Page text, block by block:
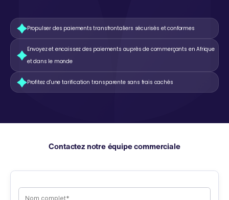
Propulser des paiements transfrontaliers sécurisés et conformes
Envoyez et encaissez des paiements auprès de commerçants en Afrique
et dans le monde
Profitez d'une tarification transparente sans frais cachés
Contactez notre équipe commerciale